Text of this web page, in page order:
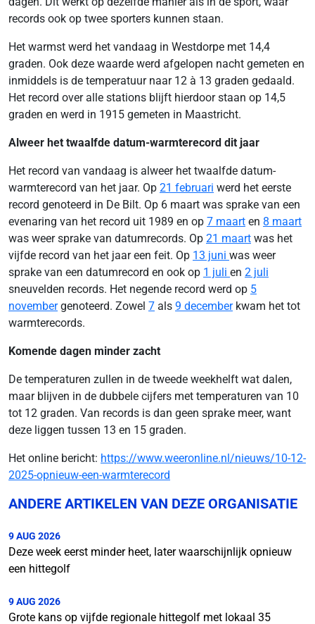
records ook op twee sporters kunnen staan.
Het warmst werd het vandaag in Westdorpe met 14,4
graden. Ook deze waarde werd afgelopen nacht gemeten en
inmiddels is de temperatuur naar 12 à 13 graden gedaald.
Het record over alle stations blijft hierdoor staan op 14,5
graden en werd in 1915 gemeten in Maastricht.
Alweer het twaalfde datum-warmterecord dit jaar
Het record van vandaag is alweer het twaalfde datum-
warmterecord van het jaar. Op 21 februari werd het eerste
record genoteerd in De Bilt. Op 6 maart was sprake van een
evenaring van het record uit 1989 en op 7 maart en 8 maart
was weer sprake van datumrecords. Op 21 maart was het
vijfde record van het jaar een feit. Op 13 juni was weer
sprake van een datumrecord en ook op 1 juli en 2 juli
sneuvelden records. Het negende record werd op 5
novembergenoteerd. Zowel 7 als 9 decemberkwam het tot
warmterecords.
Komende dagen minder zacht
De temperaturen zullen in de tweede weekhelft wat dalen,
maar blijven in de dubbele cijfers met temperaturen van 10
tot 12 graden. Van records is dan geen sprake meer, want
deze liggen tussen 13 en 15 graden.
Het online bericht: https://www.weeronline.nl/nieuws/10-12-
2025-opnieuw-een-warmterecord
ANDERE ARTIKELEN VAN DEZE ORGANISATIE
9 AUG 2026
Deze week eerst minder heet, later waarschijnlijk opnieuw
een hittegolf
9 AUG 2026
Grote kans op vijfde regionale hittegolf met lokaal 35